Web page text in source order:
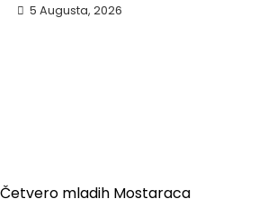
5 Augusta, 2026